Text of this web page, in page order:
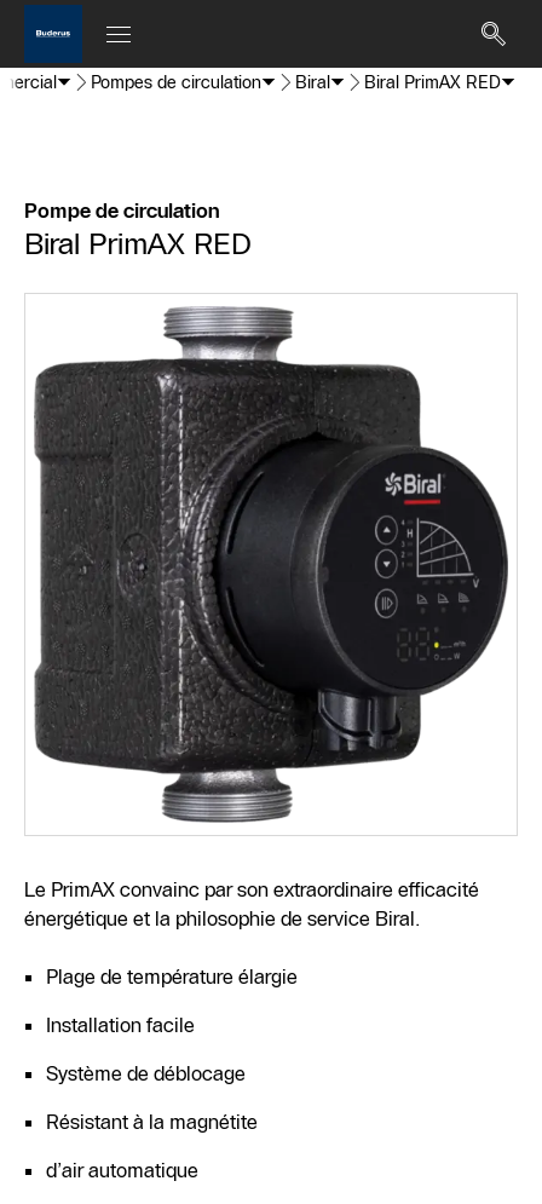
Pompes de circulation Biral Biral PrimAX RED
Pompe de circulation
Biral PrimAX RED
Le PrimAX convainc par son extraordinaire efficacité
énergétique et la philosophie de service Biral.
Plage de température élargie
Installation facile
Système de déblocage
Résistant à la magnétite
d’air automatique